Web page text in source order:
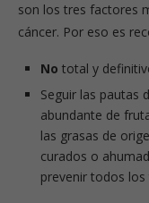
son los tres factores
cáncer. Por eso es
No total y
Seguir las pautas
abundante de
las grasas de
curados o
prevenir todos los